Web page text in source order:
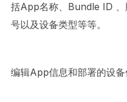
括App名称、Bundle ID 、
号以及设备类型等等。
编辑App信息和部署的设备